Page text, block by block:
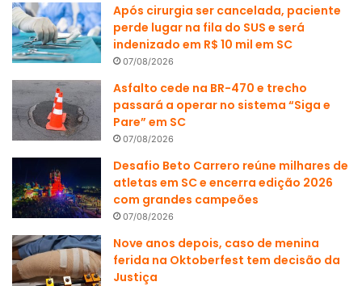
Após cirurgia ser cancelada, paciente
perde lugar na fila do SUS e será
indenizado em R$ 10 mil em SC
07/08/2026
Asfalto cede na BR-470 e trecho
passará a operar no sistema “Siga e
Pare” em SC
07/08/2026
Desafio Beto Carrero reúne milhares de
atletas em SC e encerra edição 2026
com grandes campeões
07/08/2026
Nove anos depois, caso de menina
ferida na Oktoberfest tem decisão da
Justiça